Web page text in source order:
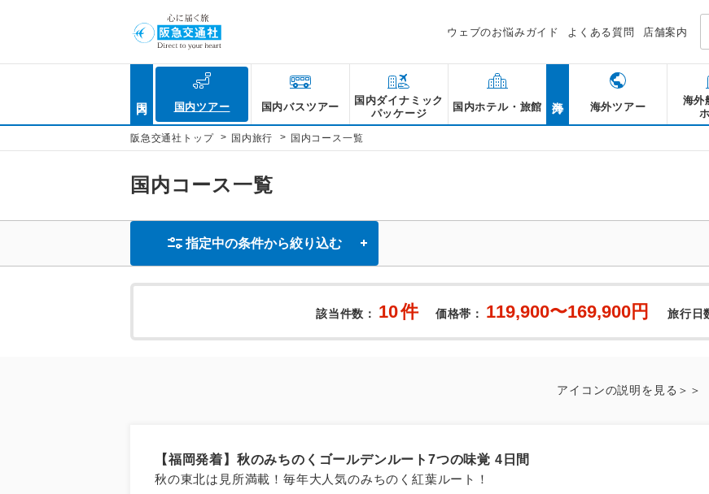
ウェブのお悩みガイド よくある質問 店舗案内
国内ツアー 国内バスツアー
国内ダイナミック
パッケージ
国内ホテル・旅館 海外ツアー
海外
阪急交通社トップ > 国内旅行 > 国内コース一覧
国内コース一覧
指定中の条件から絞り込む
該当件数： 10件 価格帯： 119,900〜169,900円 旅行日
アイコンの説明を見る＞＞
【福岡発着】秋のみちのくゴールデンルート7つの味覚 4日間
秋の東北は見所満載！毎年大人気のみちのく紅葉ルート！